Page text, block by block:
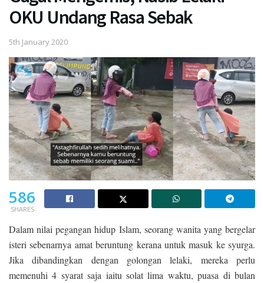
OKU Undang Rasa Sebak
5th January 2020
586
SHARES
Dalam nilai pegangan hidup Islam, seorang wanita yang bergelar
isteri sebenarnya amat beruntung kerana untuk masuk ke syurga.
Jika dibandingkan dengan golongan lelaki, mereka perlu
memenuhi 4 syarat saja iaitu solat lima waktu, puasa di bulan